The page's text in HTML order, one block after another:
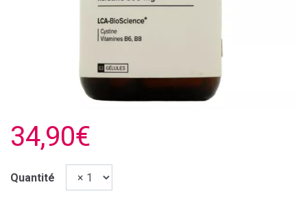
34,90€
Quantité